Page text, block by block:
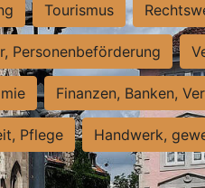
Tourismus
Personenbeförderung
Finanzen, Banken,
Pflege Handwerk,